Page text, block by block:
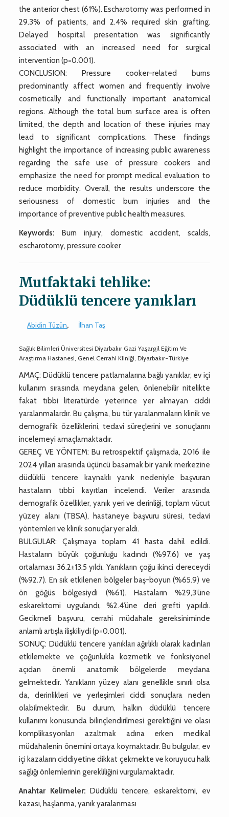
the anterior chest (61%). Escharotomy was performed in
29.3% of patients, and 2.4% required skin grafting.
Delayed hospital presentation was significantly
associated with an increased need for surgical
intervention (p=0.001).
CONCLUSION: Pressure cooker-related burns
predominantly affect women and frequently involve
cosmetically and functionally important anatomical
regions. Although the total burn surface area is often
limited, the depth and location of these injuries may
lead to significant complications. These findings
highlight the importance of increasing public awareness
regarding the safe use of pressure cookers and
emphasize the need for prompt medical evaluation to
reduce morbidity. Overall, the results underscore the
seriousness of domestic burn injuries and the
importance of preventive public health measures.
Keywords: Burn injury, domestic accident, scalds,
escharotomy, pressure cooker
Mutfaktaki tehlike:
Düdüklü tencere yanıkları
Abidin Tüzün, İlhan Taş
Sağlık Bilimleri Üniversitesi Diyarbakır Gazi Yaşargil Eğitim Ve
Araştırma Hastanesi, Genel Cerrahi Kliniği, Diyarbakır-Türkiye
AMAÇ: Düdüklü tencere patlamalarına bağlı yanıklar, ev içi
kullanım sırasında meydana gelen, önlenebilir nitelikte
fakat tıbbi literatürde yeterince yer almayan ciddi
yaralanmalardır. Bu çalışma, bu tür yaralanmaların klinik ve
demografik özelliklerini, tedavi süreçlerini ve sonuçlarını
incelemeyi amaçlamaktadır.
GEREÇ VE YÖNTEM: Bu retrospektif çalışmada, 2016 ile
2024 yılları arasında üçüncü basamak bir yanık merkezine
düdüklü tencere kaynaklı yanık nedeniyle başvuran
hastaların tıbbi kayıtları incelendi. Veriler arasında
demografik özellikler, yanık yeri ve derinliği, toplam vücut
yüzey alanı (TBSA), hastaneye başvuru süresi, tedavi
yöntemleri ve klinik sonuçlar yer aldı.
BULGULAR: Çalışmaya toplam 41 hasta dahil edildi.
Hastaların büyük çoğunluğu kadındı (%97.6) ve yaş
ortalaması 36.2±13.5 yıldı. Yanıkların çoğu ikinci dereceydi
(%92.7). En sık etkilenen bölgeler baş-boyun (%65.9) ve
ön göğüs bölgesiydi (%61). Hastaların %29,3’üne
eskarektomi uygulandı, %2.4’üne deri grefti yapıldı.
Gecikmeli başvuru, cerrahi müdahale gereksiniminde
anlamlı artışla ilişkiliydi (p=0.001).
SONUÇ: Düdüklü tencere yanıkları ağırlıklı olarak kadınları
etkilemekte ve çoğunlukla kozmetik ve fonksiyonel
açıdan önemli anatomik bölgelerde meydana
gelmektedir. Yanıkların yüzey alanı genellikle sınırlı olsa
da, derinlikleri ve yerleşimleri ciddi sonuçlara neden
olabilmektedir. Bu durum, halkın düdüklü tencere
kullanımı konusunda bilinçlendirilmesi gerektiğini ve olası
komplikasyonları azaltmak adına erken medikal
müdahalenin önemini ortaya koymaktadır. Bu bulgular, ev
içi kazaların ciddiyetine dikkat çekmekte ve koruyucu halk
sağlığı önlemlerinin gerekliliğini vurgulamaktadır.
Anahtar Kelimeler: Düdüklü tencere, eskarektomi, ev
kazası, haşlanma, yanık yaralanması